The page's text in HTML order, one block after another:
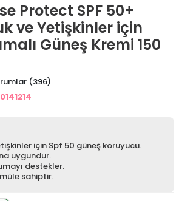
Protect SPF 50+
ve Yetişkinler için
Güneş Kremi 150
(396)
için Spf 50 güneş koruyucu.
uygundur.
destekler.
sahiptir.